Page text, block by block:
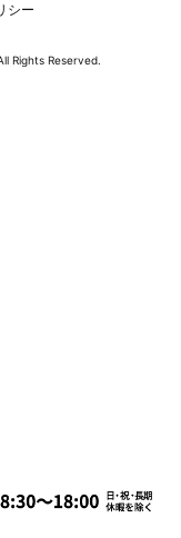
シー
Rights Reserved.